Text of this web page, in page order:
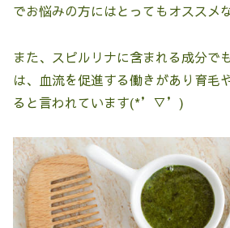
でお悩みの方にはとってもオススメ
また、スピルリナに含まれる成分で
は、血流を促進する働きがあり育毛
ると言われています(*’▽’)